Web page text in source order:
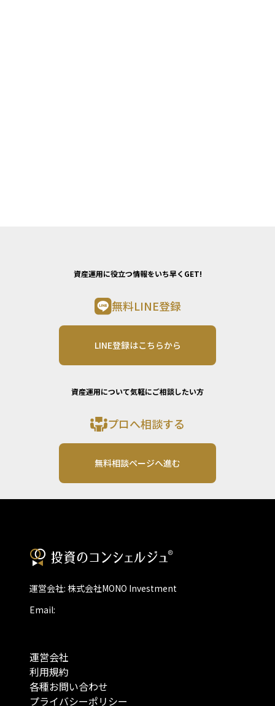
資産運用に役立つ情報をいち早くGET!
無料LINE登録
LINE登録はこちらから
資産運用について気軽にご相談したい方
プロへ相談する
無料相談ページへ進む
運営会社: 株式会社MONO Investment
Email:
運営会社
利用規約
各種お問い合わせ
プライバシーポリシー